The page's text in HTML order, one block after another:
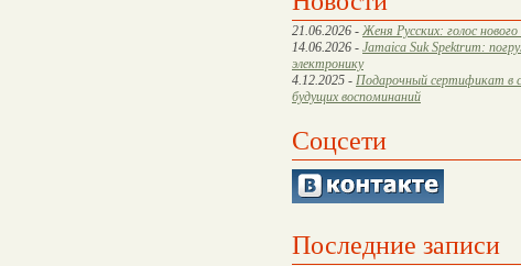
21.06.2026 - Женя Русских: голос нового
14.06.2026 - Jamaica Suk Spektrum:
электронику
4.12.2025 - Подарочный сертификат в
будущих воспоминаний
Соцсети
Последние записи